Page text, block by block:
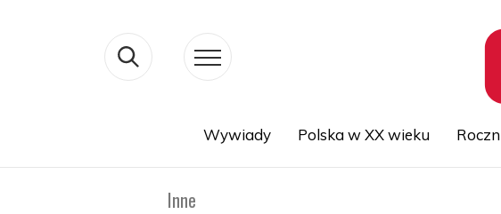
Wywiady Polska w XX wieku
Inne